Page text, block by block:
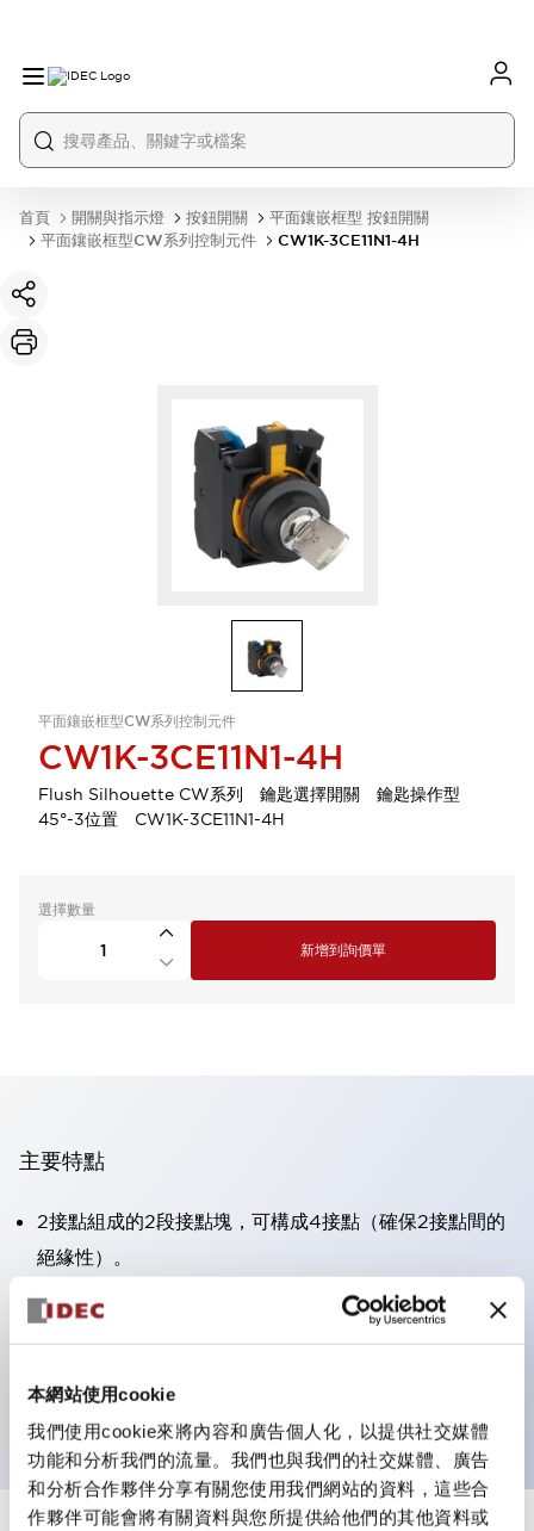
本網站使用cookie
我們使用cookie來將內容和廣告個人化，以提供社交媒體
功能和分析我們的流量。我們也與我們的社交媒體、廣告
和分析合作夥伴分享有關您使用我們網站的資料，這些合
作夥伴可能會將有關資料與您所提供給他們的其他資料或
首頁 開關與指示燈 按鈕開關
平面鑲嵌框型 按鈕開關
平面鑲嵌框型CW系列控制元件
CW1K-3CE11N1-4H
平面鑲嵌框型CW系列控制元件
CW1K-3CE11N1-4H
Flush Silhouette CW系列 鑰匙選擇開關 鑰匙操作型
45°-3位置 CW1K-3CE11N1-4H
選擇數量
新增到詢價單
主要特點
2接點組成的2段接點塊，可構成4接點（確保2接點間的
絕緣性）。
面板深度39.9mm（※11段接點塊）、59.9mm（※22段
接點塊）。可實現省空間設計。
防護結構